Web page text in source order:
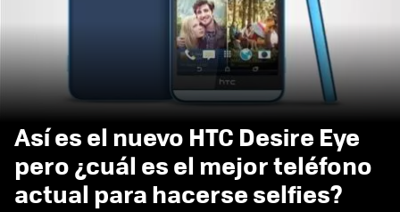
Así es el nuevo HTC Desire Eye
pero ¿cuál es el mejor teléfono
actual para hacerse selfies?